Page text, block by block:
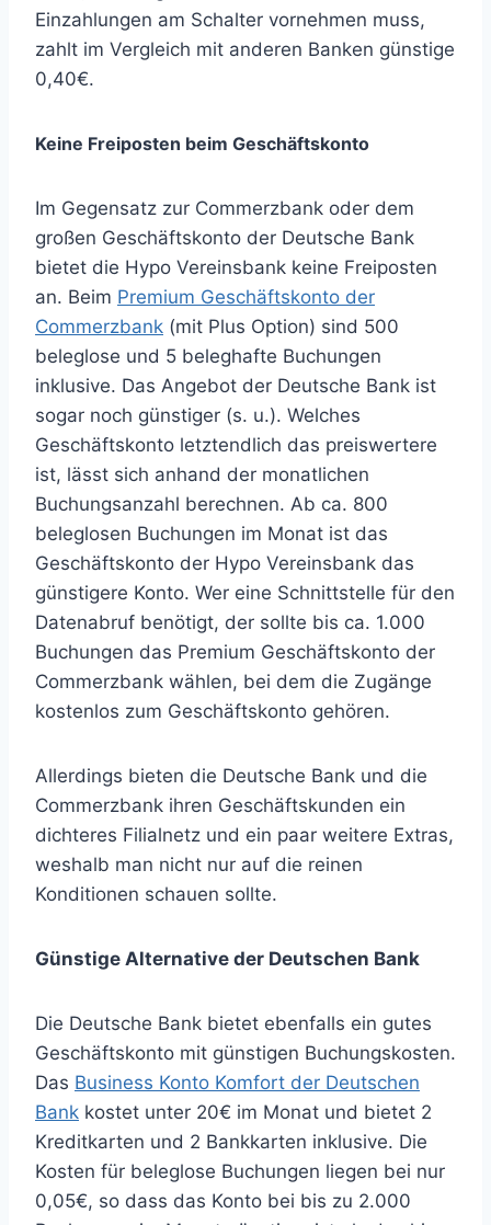
Einzahlungen am Schalter vornehmen muss,
zahlt im Vergleich mit anderen Banken günstige
0,40€.
Keine Freiposten beim Geschäftskonto
Im Gegensatz zur Commerzbank oder dem
großen Geschäftskonto der Deutsche Bank
bietet die Hypo Vereinsbank keine Freiposten
an. Beim Premium Geschäftskonto der
Commerzbank (mit Plus Option) sind 500
beleglose und 5 beleghafte Buchungen
inklusive. Das Angebot der Deutsche Bank ist
sogar noch günstiger (s. u.). Welches
Geschäftskonto letztendlich das preiswertere
ist, lässt sich anhand der monatlichen
Buchungsanzahl berechnen. Ab ca. 800
beleglosen Buchungen im Monat ist das
Geschäftskonto der Hypo Vereinsbank das
günstigere Konto. Wer eine Schnittstelle für den
Datenabruf benötigt, der sollte bis ca. 1.000
Buchungen das Premium Geschäftskonto der
Commerzbank wählen, bei dem die Zugänge
kostenlos zum Geschäftskonto gehören.
Allerdings bieten die Deutsche Bank und die
Commerzbank ihren Geschäftskunden ein
dichteres Filialnetz und ein paar weitere Extras,
weshalb man nicht nur auf die reinen
Konditionen schauen sollte.
Günstige Alternative der Deutschen Bank
Die Deutsche Bank bietet ebenfalls ein gutes
Geschäftskonto mit günstigen Buchungskosten.
Das Business Konto Komfort der Deutschen
Bank kostet unter 20€ im Monat und bietet 2
Kreditkarten und 2 Bankkarten inklusive. Die
Kosten für beleglose Buchungen liegen bei nur
0,05€, so dass das Konto bei bis zu 2.000